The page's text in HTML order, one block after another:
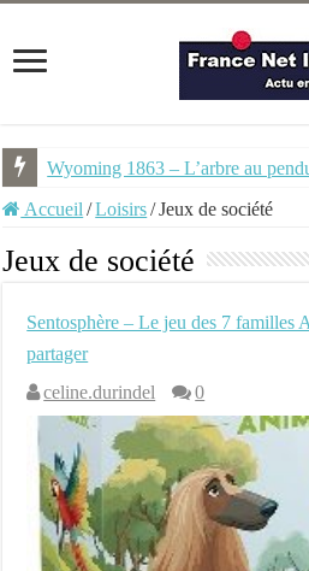
Wyoming 1863 – L’arbre au
NEMU #7 – Spécial Steampunk –
Accueil /Loisirs/Jeux de société
Jeux de société
Sentosphère – Le jeu des 7 familles
partager
celine.durindel
0